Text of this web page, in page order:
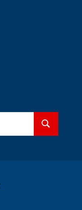
Suchen